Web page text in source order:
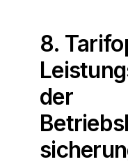
8.
der